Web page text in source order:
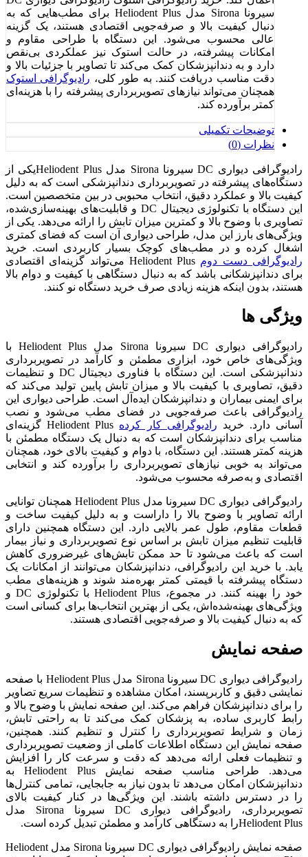
سیرونا Sirona مدل Heliodent Plus برای مطب‌هایی که به
دنبال کیفیت بالا و صرفه‌جویی اقتصادی هستند، یک گزینه
عالی محسوب می‌شود. این دستگاه با طراحی مقاوم و
امکانات پیشرفته، در حالت استوک نیز عملکردی بی‌نقص
دارد و به دندانپزشکان کمک می‌کند تا تصاویر با جزئیات بالا و
دقت مناسب دریافت کنند. به طور کلی، رادیوگرافی استوک
همچنان می‌تواند نیازهای تصویربرداری پیشرفته را با هزینه‌ای
کمتر برآورده کند.
توضیحات تکمیلی
نظرات (0)
رادیوگرافی دیواری DC سیرونا Sirona مدل Heliodent Plusیکی از
دستگاه‌های پیشرفته در تصویربرداری دندانپزشکی است که به دلیل
کیفیت بالا و عملکرد دقیق، انتخاب محبوبی در بین متخصصین است.
این دستگاه با تکنولوژی دیجیتال DC و قابلیت‌های بهینه‌سازی‌شده،
تصاویری با وضوح بالا و کمترین میزان تابش را ارائه می‌دهد. یکی از
ویژگی‌های بارز این مدل، طراحی دیواری آن است که فضای کمتری
اشغال کرده و در مطب‌های کوچک بسیار کاربردی است. خرید
رادیوگرافی دست دوم
Heliodent Plus می‌تواند گزینه‌ای اقتصادی
برای دندانپزشکانی باشد که به دنبال دستگاهی با کیفیت و دوام بالا
هستند، بدون اینکه هزینه زیادی صرف خرید دستگاه نو کنند.
ویژگی ها
رادیوگرافی دیواری DC سیرونا Sirona مدل Heliodent Plus با
ویژگی‌های خاص خود، ابزاری مطمئن و کارآمد در تصویربرداری
دندانپزشکی است. این دستگاه با فناوری دیجیتال DC و تنظیمات
دقیق، تصاویری با کیفیت بالا و میزان تابش پایین تولید می‌کند که
برای ایمنی بیماران و دندانپزشکان ایده‌آل است. طراحی دیواری این
رادیوگرافی باعث صرفه‌جویی در فضای مطب می‌شود و نصب
آسانی دارد. خرید رادیوگرافی کار کرده
Heliodent Plus گزینه‌ای
مناسب برای دندانپزشکان است که به دنبال یک دستگاه مطمئن با
هزینه کمتر هستند. این دستگاه، با دوام و کیفیت بالای خود، همچنان
می‌تواند به خوبی نیازهای تصویربرداری را برآورده کند و انتخابی
اقتصادی و به‌صرفه محسوب می‌شود.
رادیوگرافی دیواری DC سیرونا مدل Heliodent Plus همچنان توانایی
ارائه تصاویر با وضوح بالا را داراست و به دلیل کیفیت ساخت و
قطعات مقاوم، طول عمر بالایی دارد. این دستگاه همچنین دارای
قابلیت تنظیم میزان تابش بر اساس نوع تصویربرداری و نیاز بیمار
است که باعث می‌شود تا حد ممکن تابش‌های غیرضروری کاهش
یابد. با خرید این رادیوگرافی، دندانپزشکان می‌توانند از امکانات یک
دستگاه پیشرفته با قیمتی کمتر بهره‌مند شوند و هزینه‌های مطب
خود را بهینه کنند. در مجموع، Heliodent Plus با تکنولوژی DC و
ویژگی‌های بهینه‌شده‌اش، یکی از بهترین انتخاب‌ها برای کسانی است
که به دنبال کیفیت بالا و صرفه‌جویی اقتصادی هستند.
صفحه نمایش
رادیوگرافی دیواری DC سیرونا Sirona مدل Heliodent Plus با صفحه
نمایشی دقیق و کاربرپسند، امکان مشاهده و تنظیمات سریع تصاویر
را برای دندانپزشکان فراهم می‌کند. این صفحه نمایش با وضوح بالا و
رابط کاربری ساده، به پزشکان کمک می‌کند تا به راحتی تابش،
زمان و شرایط تصویربرداری را کنترل و تنظیم کنند. همچنین،
صفحه نمایش این دستگاه اطلاعات کاملی از وضعیت تصویربرداری
و تنظیمات فعلی ارائه می‌دهد که دقت و سرعت کار را افزایش
می‌دهد. طراحی مناسب صفحه نمایش Heliodent Plus به
دندانپزشکان امکان می‌دهد تا بدون نیاز به جابجایی، تمامی کنترل‌ها
را در دسترس داشته باشند. این ویژگی‌ها در کنار کیفیت بالای
تصویربرداری، رادیوگرافی دیواری DC سیرونا Sirona مدل
Heliodent Plusرا به دستگاهی کارآمد و مطمئن تبدیل کرده است.
صفحه نمایش رادیوگرافی دیواری DC سیرونا Sirona مدل Heliodent